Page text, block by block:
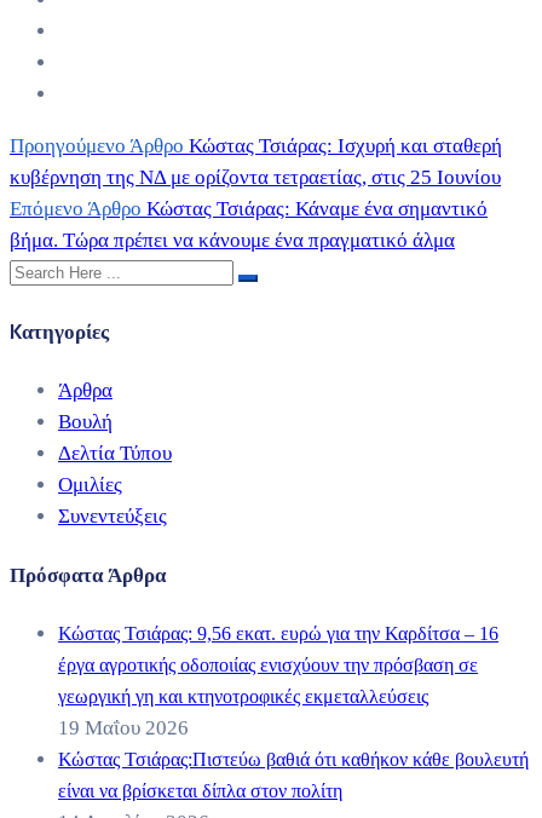
Προηγούμενο Άρθρο Κώστας Τσιάρας: Ισχυρή και σταθερή
κυβέρνηση της ΝΔ με ορίζοντα τετραετίας, στις 25 Ιουνίου
Επόμενο Άρθρο Κώστας Τσιάρας: Κάναμε ένα σημαντικό
βήμα. Τώρα πρέπει να κάνουμε ένα πραγματικό άλμα
Kατηγορίες
Άρθρα
Βουλή
Δελτία Τύπου
Ομιλίες
Συνεντεύξεις
Πρόσφατα Άρθρα
Κώστας Τσιάρας: 9,56 εκατ. ευρώ για την Καρδίτσα – 16
έργα αγροτικής οδοποιίας ενισχύουν την πρόσβαση σε
γεωργική γη και κτηνοτροφικές εκμεταλλεύσεις
19 Μαΐου 2026
Κώστας Τσιάρας:Πιστεύω βαθιά ότι καθήκον κάθε βουλευτή
είναι να βρίσκεται δίπλα στον πολίτη